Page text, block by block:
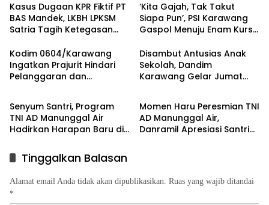
Kasus Dugaan KPR Fiktif PT
BAS Mandek, LKBH LPKSM
Satria Tagih Ketegasan
‘Kita Gajah, Tak Takut
Siapa Pun’, PSI Karawang
Gaspol Menuju Enam Kursi
Kodim 0604/Karawang
Ingatkan Prajurit Hindari
Pelanggaran dan
Disambut Antusias Anak
Sekolah, Dandim
Karawang Gelar Jumat
Berita
Senyum Santri, Program
TNI AD Manunggal Air
Hadirkan Harapan Baru di
Berita
Momen Haru Peresmian TNI
AD Manunggal Air,
Danramil Apresiasi Santri
Tinggalkan Balasan
Alamat email Anda tidak akan dipublikasikan. Ruas yang wajib ditandai
*